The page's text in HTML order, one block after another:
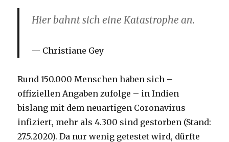
Hier bahnt sich eine Katastrophe an.
Christiane Gey
Rund 150.000 Menschen haben sich –
offiziellen Angaben zufolge – in Indien
bislang mit dem neuartigen Coronavirus
infiziert, mehr als 4.300 sind gestorben (Stand:
27.5.2020). Da nur wenig getestet wird, dürfte